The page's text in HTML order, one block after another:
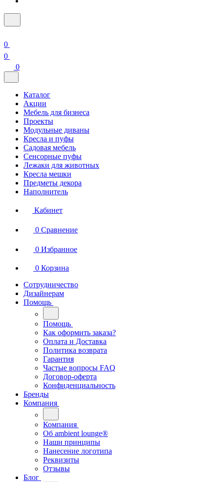
0
0
0
Каталог
Акции
Мебель для бизнеса
Проекты
Модульные диваны
Кресла и пуфы
Садовая мебель
Сенсорные пуфы
Лежаки для животных
Кресла мешки
Предметы декора
Наполнитель
Кабинет
0 Сравнение
0 Избранное
0 Корзина
Сотрудничество
Дизайнерам
Помощь
Помощь
Как оформить заказа?
Оплата и Доставка
Политика возврата
Гарантия
Частые вопросы FAQ
Договор-оферта
Конфиденциальность
Бренды
Компания
Компания
Oб ambient lounge®
Наши принципы
Нанесение логотипа
Реквизиты
Отзывы
Блог